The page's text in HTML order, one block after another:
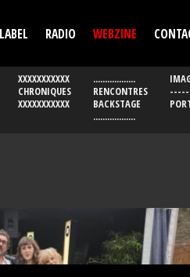
LABEL RADIO WEBZINE
XXXXXXXXXXX
CHRONIQUES
XXXXXXXXXXX
..................
RENCONTRES
BACKSTAGE
..................